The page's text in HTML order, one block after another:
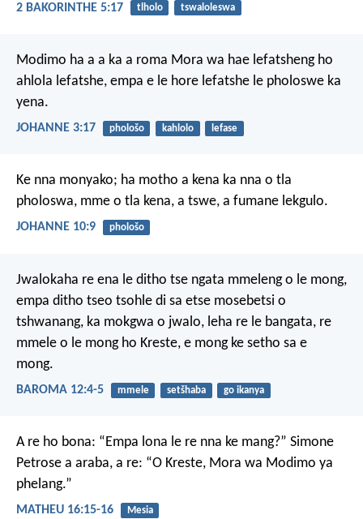
2 BAKORINTHE 5:17 tlholo tswaloleswa
Modimo ha a a ka a roma Mora wa hae lefatsheng ho
ahlola lefatshe, empa e le hore lefatshe le pholoswe ka
yena.
JOHANNE 3:17 phološo kahlolo lefase
Ke nna monyako; ha motho a kena ka nna o tla
pholoswa, mme o tla kena, a tswe, a fumane lekgulo.
JOHANNE 10:9 phološo
Jwalokaha re ena le ditho tse ngata mmeleng o le mong,
empa ditho tseo tsohle di sa etse mosebetsi o
tshwanang, ka mokgwa o jwalo, leha re le bangata, re
mmele o le mong ho Kreste, e mong ke setho sa e
mong.
BAROMA 12:4-5 mmele setšhaba go ikanya
A re ho bona: “Empa lona le re nna ke mang?” Simone
Petrose a araba, a re: “O Kreste, Mora wa Modimo ya
phelang.”
MATHEU 16:15-16 Mesia